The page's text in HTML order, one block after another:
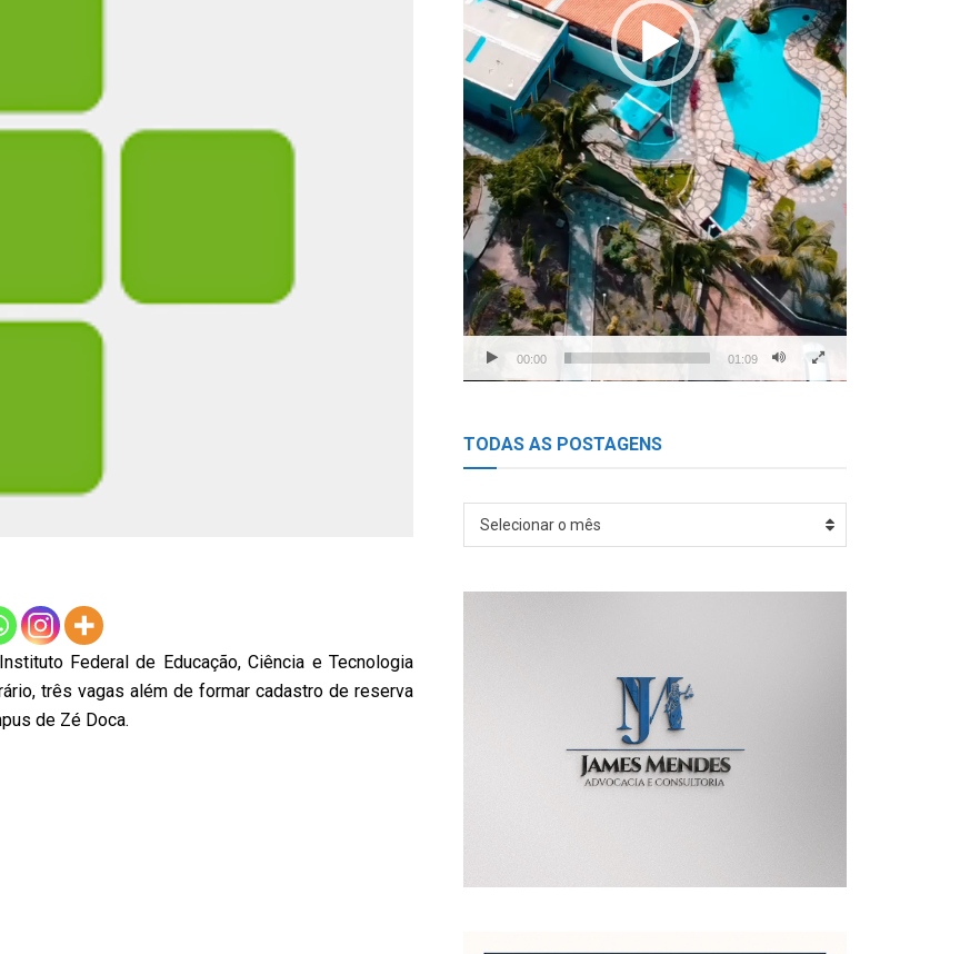
Federal de Educação, Ciência e Tecnologia
três vagas além de formar cadastro de reserva
de Zé Doca.
00:00 01:09
TODAS AS POSTAGENS
TODAS
Selecionar o mês